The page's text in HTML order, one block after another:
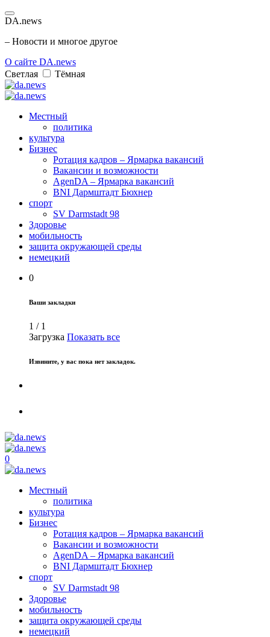
DA.news
– Новости и многое другое
О сайте DA.news
Светлая
Тёмная
Местный
политика
культура
Бизнес
Ротация кадров – Ярмарка вакансий
Вакансии и возможности
AgenDA – Ярмарка вакансий
BNI Дармштадт Бюхнер
спорт
SV Darmstadt 98
Здоровье
мобильность
защита окружающей среды
немецкий
0
Ваши закладки
1 / 1
Загрузка Показать все
Извините, у вас пока нет закладок.
0
Местный
политика
культура
Бизнес
Ротация кадров – Ярмарка вакансий
Вакансии и возможности
AgenDA – Ярмарка вакансий
BNI Дармштадт Бюхнер
спорт
SV Darmstadt 98
Здоровье
мобильность
защита окружающей среды
немецкий